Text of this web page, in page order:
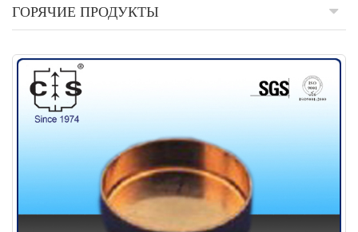
ГОРЯЧИЕ ПРОДУКТЫ